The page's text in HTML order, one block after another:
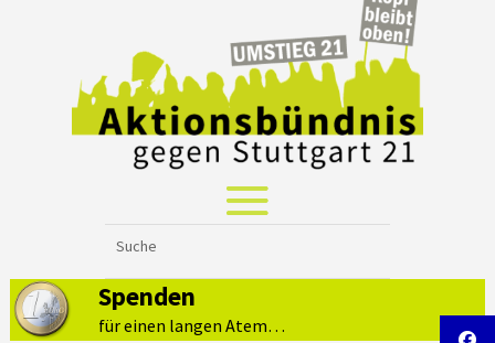
Spenden
für einen langen Atem…